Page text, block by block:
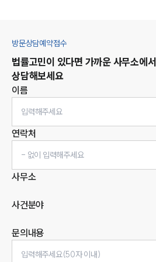
방문상담예약접수
법률고민이 있다면 가까운 사무소에서
상담해보세요
이름
연락처
사무소
사건분야
문의내용